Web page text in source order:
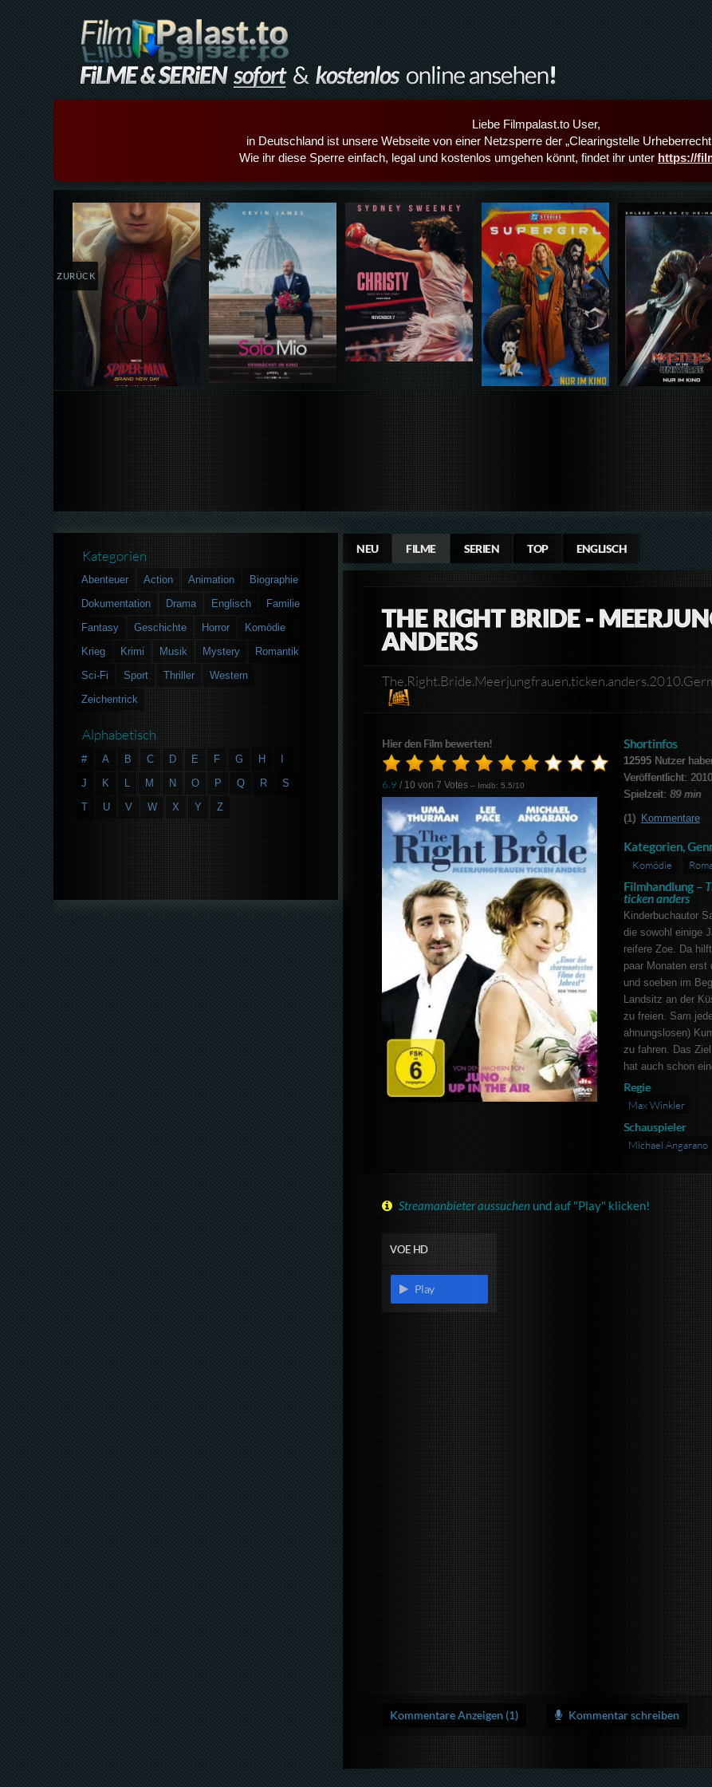
Liebe Filmpalast.to User,
in Deutschland ist unsere Webseite von einer Netzsperre der „Clearingstelle
Wie ihr diese Sperre einfach, legal und kostenlos umgehen könnt, findet ihr unter https://
Details,Play Details,Play Details,Play Details,Play Details,Play
ZURÜCK
NEU FILME SERIEN TOP ENGLISCH
THE RIGHT BRIDE -
ANDERS
Hier den Film bewerten!
6.9 / 10 von7 Votes – Imdb: 5.5/10
Shortinfos
12595Nutzer
Veröffentlicht: 2010
Spielzeit: 89 min
(1) Kommentare
Kategorien,
Komödie
Filmhandlung –
ticken anders
Kinderbuchautor
die sowohl einige
reifere Zoe. Da
paar Monaten
und soeben im
Landsitz an der
zu freien. Sam
ahnungslosen)
zu fahren. Das
hat auch schon
Regie
Max Winkler
Schauspieler
Michael Angarano
Streamanbieter aussuchen und auf "Play" klicken!
VOE HD
Play
Kommentare Anzeigen (1) Kommentar schreiben
Kategorien
Abenteuer Action Animation
Biographie
Dokumentation
Drama Englisch
Familie
Fantasy
Geschichte Horror
Komödie
Krieg
Krimi Musik Mystery
Romantik
Sci-Fi
Sport Thriller
Western
Zeichentrick
Alphabetisch
# A B C D E F G H
J
K L M N O P Q R
S
T
U V W X Y Z